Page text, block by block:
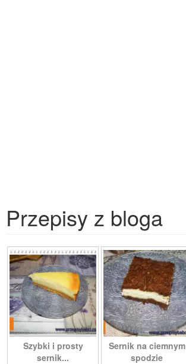
Przepisy z bloga
Szybki i prosty
sernik...
Sernik na ciemnym
spodzie